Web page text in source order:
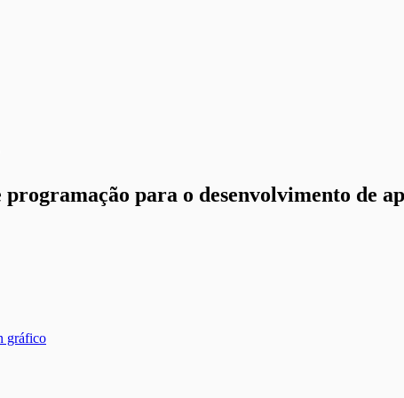
para o desenvolvimento de